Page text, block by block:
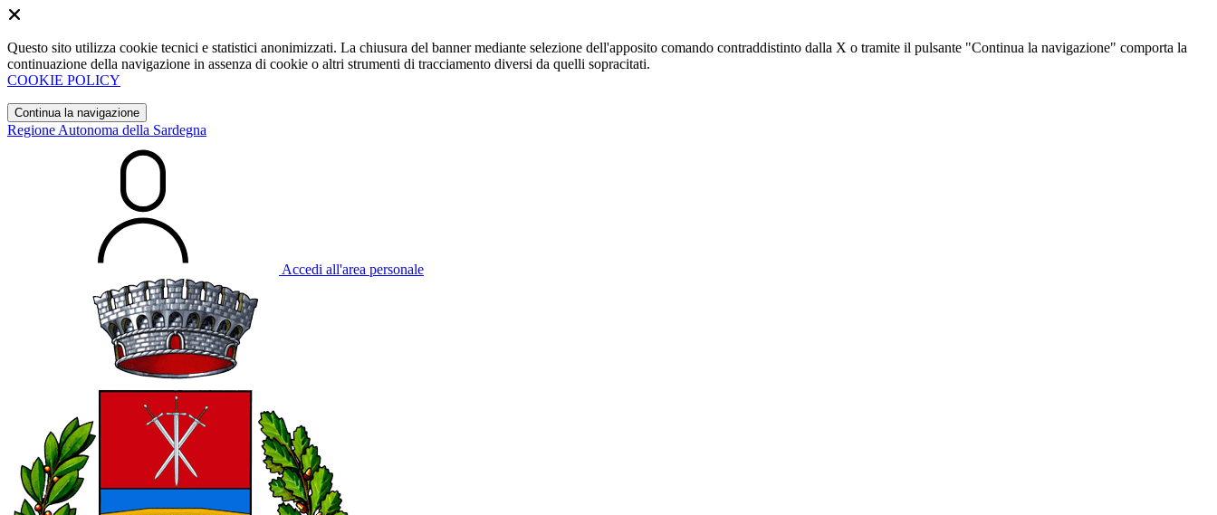
Questo sito utilizza cookie tecnici e statistici anonimizzati. La chiusura del banner mediante selezione dell'apposito comando contraddistinto dalla X o tramite il pulsante "Continua la navigazione" comporta la
continuazione della navigazione in assenza di cookie o altri strumenti di tracciamento diversi da quelli sopracitati.
COOKIE POLICY
Continua la navigazione
Regione Autonoma della Sardegna
Accedi all'area personale